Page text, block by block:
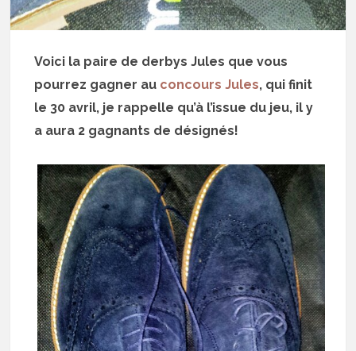
Voici la paire de derbys Jules que vous
pourrez gagner au concours Jules, qui finit
le 30 avril, je rappelle qu’à l’issue du jeu, il y
a aura 2 gagnants de désignés!